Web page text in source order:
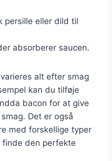
persille eller dild til
absorberer saucen.
alt efter smag
kan du tilføje
bacon for at give
Det er også
med forskellige typer
den perfekte